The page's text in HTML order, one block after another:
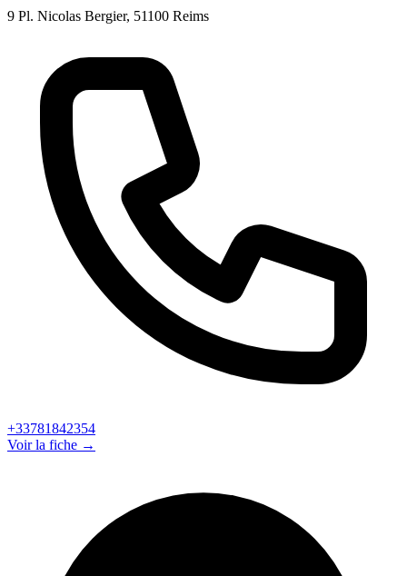
9 Pl. Nicolas Bergier, 51100 Reims
+33781842354
Voir la fiche →